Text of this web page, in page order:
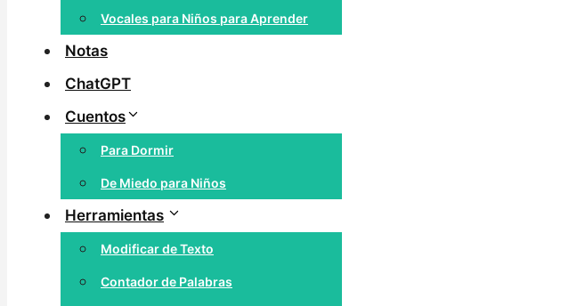
Vocales para Niños para Aprender
Notas
ChatGPT
Cuentos
Para Dormir
De Miedo para Niños
Herramientas
Modificar de Texto
Contador de Palabras